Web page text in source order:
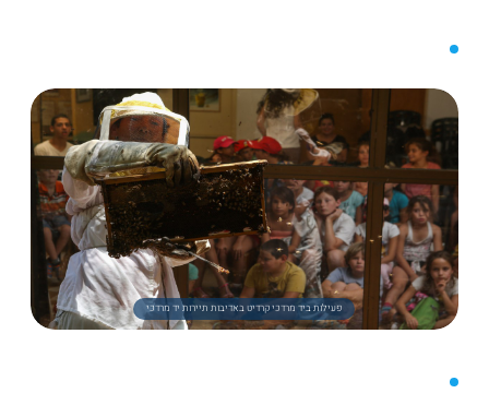
פעילות ביד מרדכי קרדיט באדיבות תיירות יד מרדכי